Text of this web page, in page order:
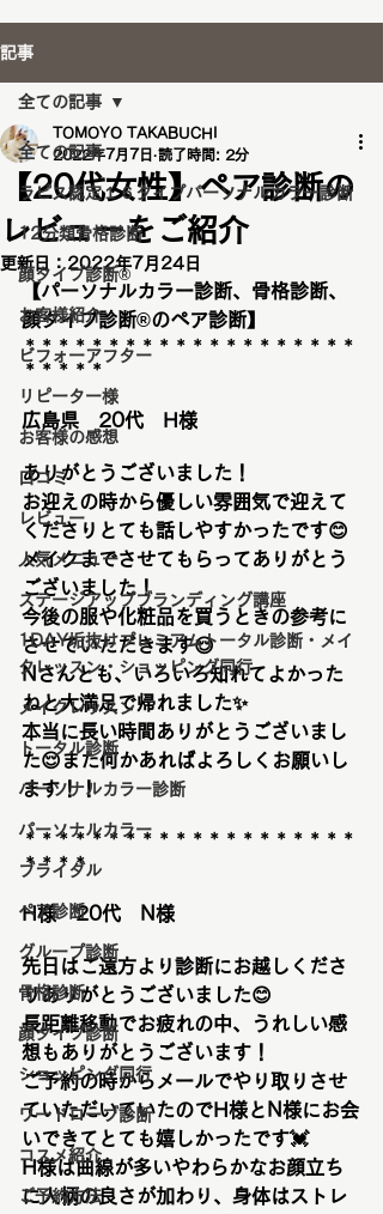
記事
全ての記事
ラピス認定１６タイプパーソナルカラー診断
12分類骨格診断
顔タイプ診断®️
お客様紹介
ビフォーアフター
リピーター様
お客様の感想
口コミ
レビュー
人気メニュー
ステージアップブランディング講座
1DAY垢抜けプレミアムトータル診断・メイ
クレッスン・ショッピング同行
メイクレッスン
トータル診断
パーソナルカラー診断
パーソナルカラー
ブライダル
ペア診断
グループ診断
骨格診断
顔タイプ診断
ショッピング同行
ワードローブ診断
コスメ紹介
ご予約方法
全ての記事
【20代女性】ペア診断の
レビューをご紹介
TOMOYO TAKABUCHI
2022年7月7日 読了時間: 2分
更新日：2022年7月24日
【パーソナルカラー診断、骨格診断、
顔タイプ診断®︎のペア診断】
＊＊＊＊＊＊＊＊＊＊＊＊＊＊＊＊＊＊＊＊
＊＊＊＊＊
広島県　20代　H様
ありがとうございました！
お迎えの時から優しい雰囲気で迎えて
くださりとても話しやすかったです😊
メイクまでさせてもらってありがとう
ございました！
今後の服や化粧品を買うときの参考に
させていただきます😌
Nさんとも、いろいろ知れてよかった
ねと大満足で帰れました✨
本当に長い時間ありがとうございまし
た😌また何かあればよろしくお願いし
ます！！
＊＊＊＊＊＊＊＊＊＊＊＊＊＊＊＊＊＊＊＊
＊＊＊＊
H様　20代　N様
先日はご遠方より診断にお越しくださ
りありがとうございました😊
長距離移動でお疲れの中、うれしい感
想もありがとうございます！
ご予約の時からメールでやり取りさせ
ていただいていたのでH様とN様にお会
いできてとても嬉しかったです💓
H様は曲線が多いやわらかなお顔立ち
に人柄の良さが加わり、身体はストレ